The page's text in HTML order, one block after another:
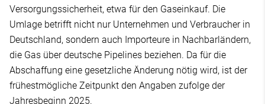
Versorgungssicherheit, etwa für den Gaseinkauf. Die
Umlage betrifft nicht nur Unternehmen und Verbraucher in
Deutschland, sondern auch Importeure in Nachbarländern,
die Gas über deutsche Pipelines beziehen. Da für die
Abschaffung eine gesetzliche Änderung nötig wird, ist der
frühestmögliche Zeitpunkt den Angaben zufolge der
Jahresbeginn 2025.